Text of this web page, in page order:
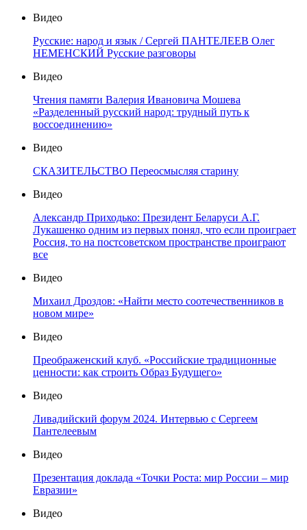
Видео
Русские: народ и язык / Сергей ПАНТЕЛЕЕВ Олег
НЕМЕНСКИЙ Русские разговоры
Видео
Чтения памяти Валерия Ивановича Мошева
«Разделенный русский народ: трудный путь к
воссоединению»
Видео
СКАЗИТЕЛЬСТВО Переосмысляя старину
Видео
Александр Приходько: Президент Беларуси А.Г.
Лукашенко одним из первых понял, что если проиграет
Россия, то на постсоветском пространстве проиграют
все
Видео
Михаил Дроздов: «Найти место соотечественников в
новом мире»
Видео
Преображенский клуб. «Российские традиционные
ценности: как строить Образ Будущего»
Видео
Ливадийский форум 2024. Интервью с Сергеем
Пантелеевым
Видео
Презентация доклада «Точки Роста: мир России – мир
Евразии»
Видео